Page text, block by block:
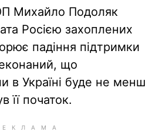
Михайло Подоляк
Росією захоплених
падіння підтримки
що
в Україні буде не менш
її початок.